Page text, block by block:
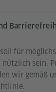
für
sein.
wir gemäß